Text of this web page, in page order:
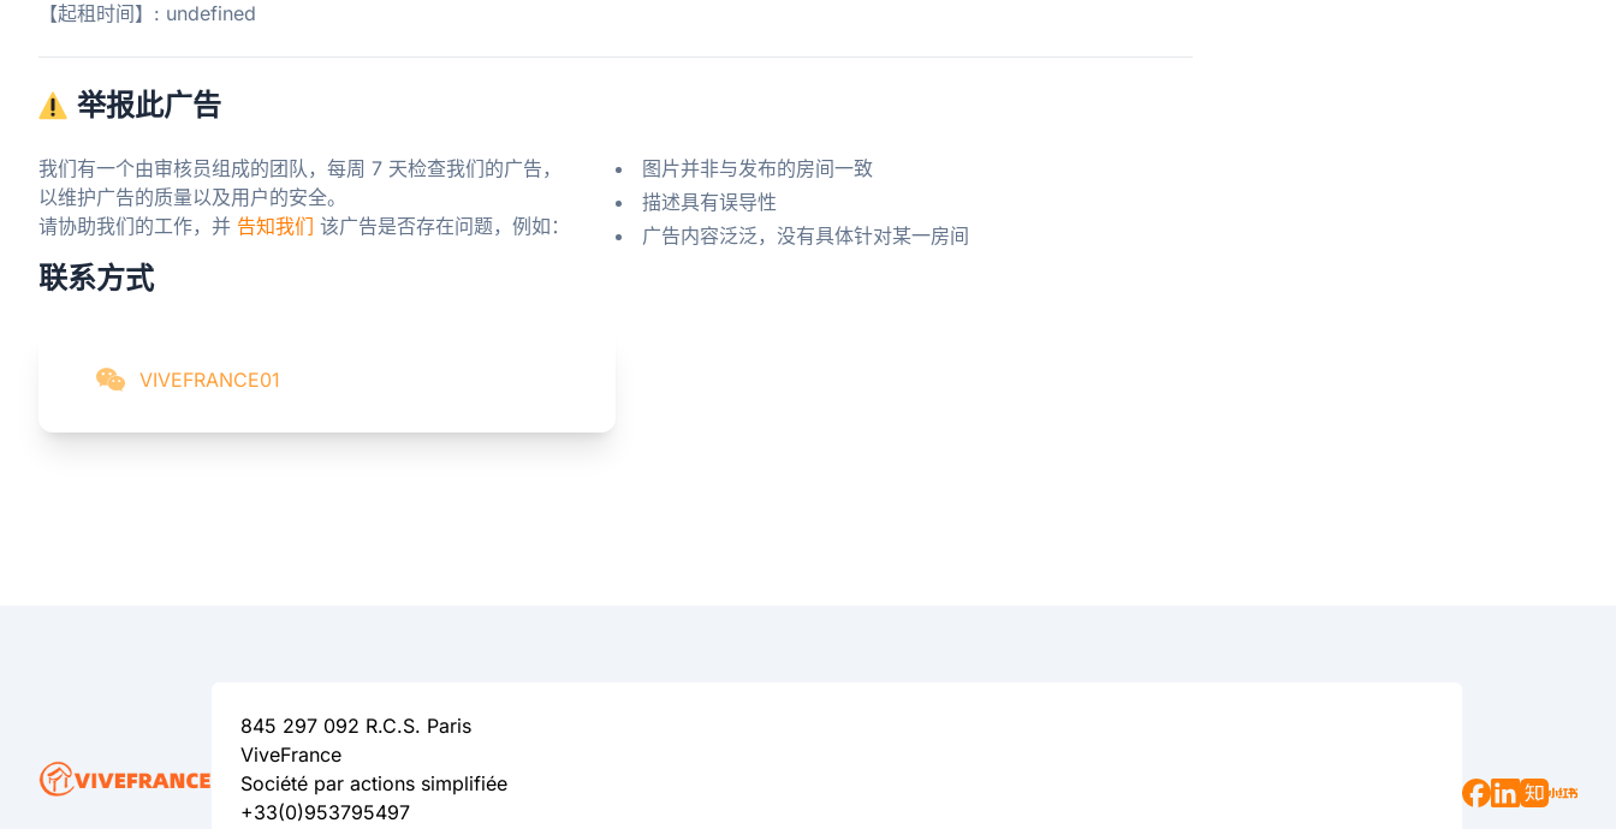
【起租时间】: undefined
举报此广告
我们有一个由审核员组成的团队，每周 7 天检查我们的广告，
以维护广告的质量以及用户的安全。
请协助我们的工作，并 告知我们 该广告是否存在问题，例如：
图片并非与发布的房间一致
描述具有误导性
广告内容泛泛，没有具体针对某一房间
联系方式
VIVEFRANCE01
845 297 092 R.C.S. Paris
ViveFrance
Société par actions simplifiée
+33(0)953795497